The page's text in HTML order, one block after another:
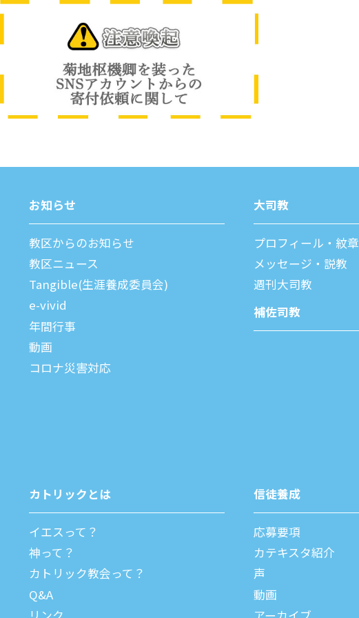
お知らせ
教区からのお知らせ
教区ニュース
Tangible(生涯養成委員会)
e-vivid
年間⾏事
動画
コロナ災害対応
⼤司教
プロフィール・紋章
メッセージ・説教
週刊⼤司教
補佐司教
カトリックとは
イエスって？
神って？
カトリック教会って？
Q&A
信徒養成
応募要項
カテキスタ紹介
声
動画